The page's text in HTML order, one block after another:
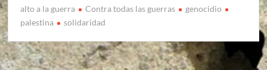
alto a la guerra Contra todas las guerras
genocidio
palestina
solidaridad